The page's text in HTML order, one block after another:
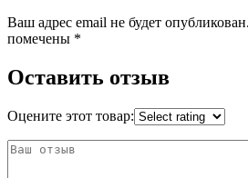
Ваш адрес email не будет опубликован.
помечены *
Оставить отзыв
Оцените этот товар: